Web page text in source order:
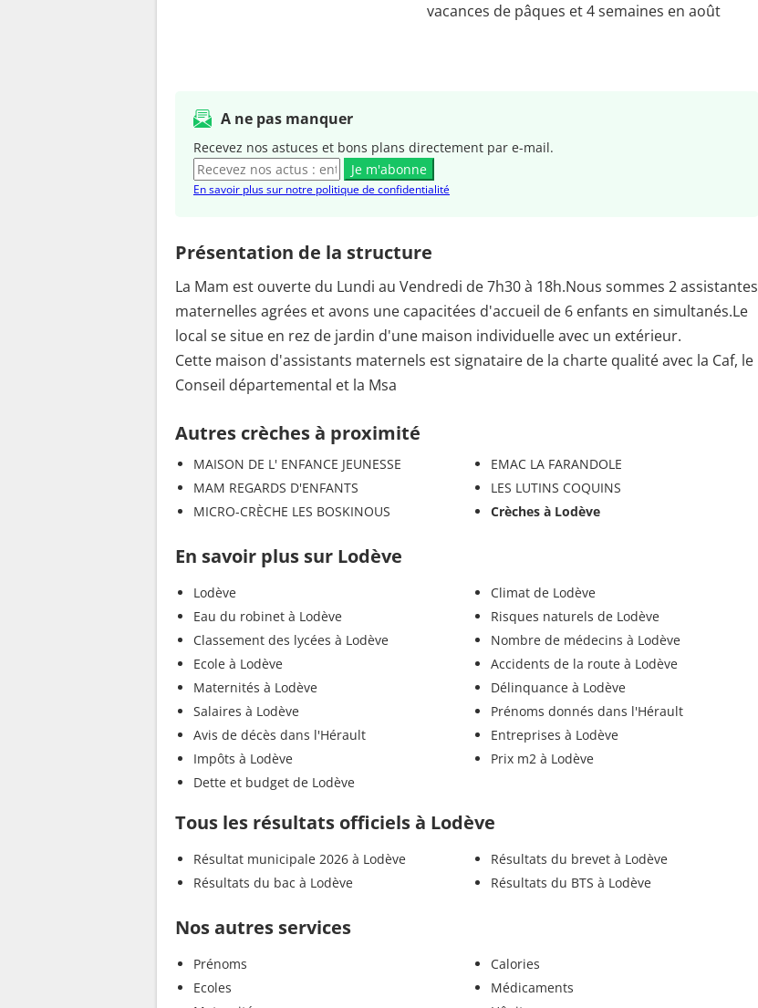
vacances de pâques et 4 semaines en août
A ne pas manquer
Recevez nos astuces et bons plans directement par e-mail.
Je m'abonne
En savoir plus sur notre politique de confidentialité
Présentation de la structure
La Mam est ouverte du Lundi au Vendredi de 7h30 à 18h.Nous sommes 2 assistantes
maternelles agrées et avons une capacitées d'accueil de 6 enfants en simultanés.Le
local se situe en rez de jardin d'une maison individuelle avec un extérieur.
Cette maison d'assistants maternels est signataire de la charte qualité avec la Caf, le
Conseil départemental et la Msa
Autres crèches à proximité
MAISON DE L' ENFANCE JEUNESSE
MAM REGARDS D'ENFANTS
MICRO-CRÈCHE LES BOSKINOUS
EMAC LA FARANDOLE
LES LUTINS COQUINS
Crèches à Lodève
En savoir plus sur Lodève
Lodève
Eau du robinet à Lodève
Classement des lycées à Lodève
Ecole à Lodève
Maternités à Lodève
Salaires à Lodève
Avis de décès dans l'Hérault
Impôts à Lodève
Dette et budget de Lodève
Climat de Lodève
Risques naturels de Lodève
Nombre de médecins à Lodève
Accidents de la route à Lodève
Délinquance à Lodève
Prénoms donnés dans l'Hérault
Entreprises à Lodève
Prix m2 à Lodève
Tous les résultats officiels à Lodève
Résultat municipale 2026 à Lodève
Résultats du bac à Lodève
Résultats du brevet à Lodève
Résultats du BTS à Lodève
Nos autres services
Prénoms
Ecoles
Calories
Médicaments